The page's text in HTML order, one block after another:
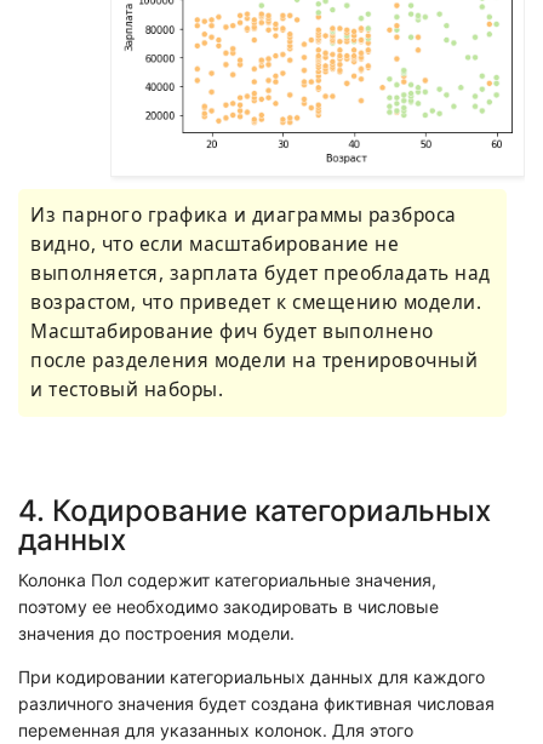
Из парного графика и диаграммы разброса
видно, что если масштабирование не
выполняется, зарплата будет преобладать над
возрастом, что приведет к смещению модели.
Масштабирование фич будет выполнено
после разделения модели на тренировочный
и тестовый наборы.
4. Кодирование категориальных
данных
Колонка Пол содержит категориальные значения,
поэтому ее необходимо закодировать в числовые
значения до построения модели.
При кодировании категориальных данных для каждого
различного значения будет создана фиктивная числовая
переменная для указанных колонок. Для этого